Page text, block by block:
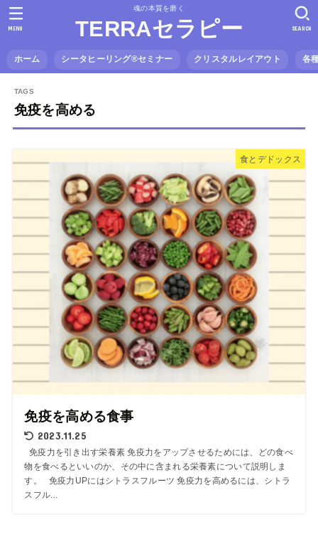
魂の本質を磨く
TERRAセラピー
ホーム シータヒーリング®️セミナー クリスタルレイアウト 各
SEARCH
MENU
免疫を高める
食とデドックス
免疫を高める食事
2023.11.25
免疫力を引き出す栄養素 免疫力をアップさせるためには、どの食べ
物を食べるといいのか、その中に含まれる栄養素について説明しま
す。 免疫力UPにはシトラスフルーツ 免疫力を高めるには、シトラ
スフル...